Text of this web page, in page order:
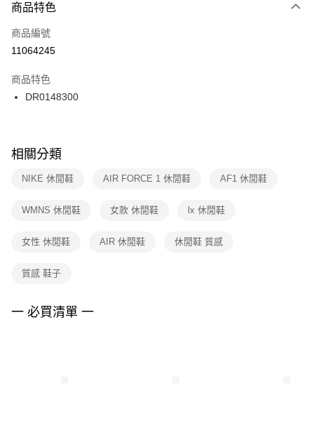
３．安心：先確認商品／服務後，再付款。
【「AFTEE先享後付」結帳流程】
１．於結帳方式選擇「AFTEE先享後付」後，將跳轉至「AFTEE先享後付」
２．訂單成立數日內，您將收到繳費通知簡訊。
３．收到繳費通知簡訊後14天內，點擊此簡訊中的連結，可透過四大超商／
ATM／網路銀行／等多元方式進行付款，方視為交易完成。
※ 交易是否成功請以「AFTEE先享後付 」之結帳頁面顯示為準，若有關於
是否繳費成功／繳費後需取消欲退款等相關疑問，請聯繫「AFTEE先享後付
客戶支援中心」
https://netprotections.freshdesk.com/support/home
１．透過由恩沛科技股份有限公司提供之「AFTEE先享後付」服務完成之交
權轉讓予恩沛科技股份有限公司。
３．未成年的使用者請事先徵得法定代理人或監護人之同意方可使用
４．使用「AFTEE先享後付」時，將依據個別帳號之用戶狀況，依本公司即
每筆NT$100，滿NT$1,500(含以上)免運費
宅配
每筆NT$100，滿NT$1,500(含以上)免運費
付款後門市自取
每筆NT$100，滿NT$1,500(含以上)免運費
商品特色
商品編號
11064245
商品特色
DR0148300
相關分類
NIKE 休閒鞋 AIR FORCE 1 休閒鞋 AF1 休閒鞋
WMNS 休閒鞋 女款 休閒鞋 lx 休閒鞋
女性 休閒鞋 AIR 休閒鞋 休閒鞋 質感
質感 鞋子
一 必買清單 一